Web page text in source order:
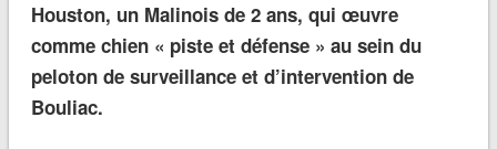
Houston, un Malinois de 2 ans, qui œuvre
comme chien « piste et défense » au sein du
peloton de surveillance et d’intervention de
Bouliac.